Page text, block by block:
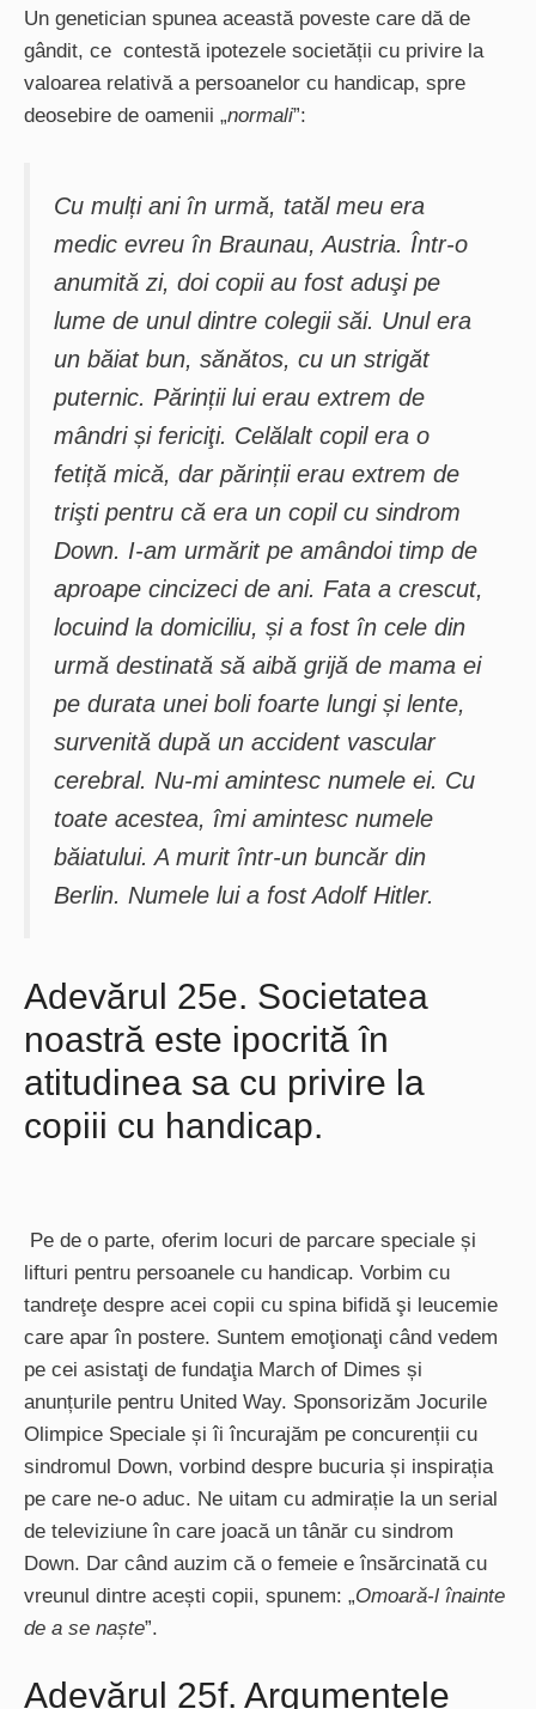
Un genetician spunea această poveste care dă de
gândit, ce contestă ipotezele societății cu privire la
valoarea relativă a persoanelor cu handicap, spre
deosebire de oamenii „normali”:
Cu mulți ani în urmă, tatăl meu era
medic evreu în Braunau, Austria. Într-o
anumită zi, doi copii au fost aduşi pe
lume de unul dintre colegii săi. Unul era
un băiat bun, sănătos, cu un strigăt
puternic. Părinții lui erau extrem de
mândri și fericiţi. Celălalt copil era o
fetiță mică, dar părinții erau extrem de
trişti pentru că era un copil cu sindrom
Down. I-am urmărit pe amândoi timp de
aproape cincizeci de ani. Fata a crescut,
locuind la domiciliu, și a fost în cele din
urmă destinată să aibă grijă de mama ei
pe durata unei boli foarte lungi și lente,
survenită după un accident vascular
cerebral. Nu-mi amintesc numele ei. Cu
toate acestea, îmi amintesc numele
băiatului. A murit într-un buncăr din
Berlin. Numele lui a fost Adolf Hitler.
Adevărul 25e. Societatea
noastră este ipocrită în
atitudinea sa cu privire la
copiii cu handicap.
Pe de o parte, oferim locuri de parcare speciale și
lifturi pentru persoanele cu handicap. Vorbim cu
tandreţe despre acei copii cu spina bifidă şi leucemie
care apar în postere. Suntem emoţionaţi când vedem
pe cei asistaţi de fundaţia March of Dimes și
anunțurile pentru United Way. Sponsorizăm Jocurile
Olimpice Speciale și îi încurajăm pe concurenții cu
sindromul Down, vorbind despre bucuria și inspirația
pe care ne-o aduc. Ne uitam cu admirație la un serial
de televiziune în care joacă un tânăr cu sindrom
Down. Dar când auzim că o femeie e însărcinată cu
vreunul dintre acești copii, spunem: „Omoară-l înainte
de a se naște”.
Adevărul 25f. Argumentele